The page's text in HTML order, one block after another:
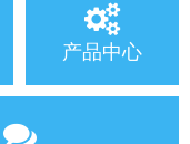
产品中心